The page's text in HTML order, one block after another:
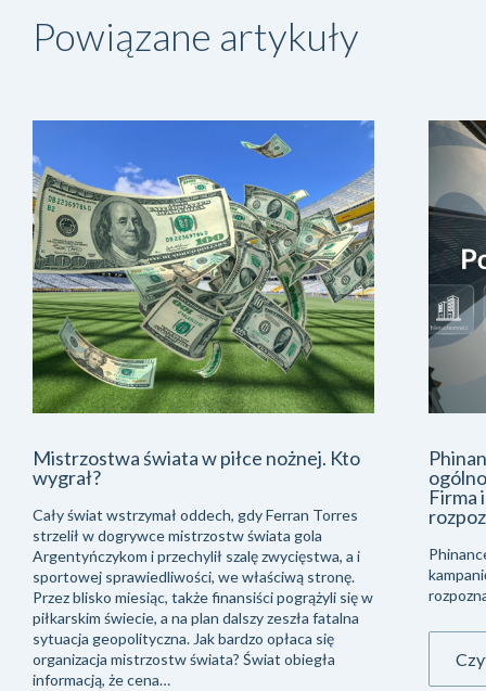
Powiązane artykuły
Mistrzostwa świata w piłce nożnej. Kto
wygrał?
Cały świat wstrzymał oddech, gdy Ferran Torres
strzelił w dogrywce mistrzostw świata gola
Argentyńczykom i przechylił szalę zwycięstwa, a i
sportowej sprawiedliwości, we właściwą stronę.
Przez blisko miesiąc, także finansiści pogrążyli się w
piłkarskim świecie, a na plan dalszy zeszła fatalna
sytuacja geopolityczna. Jak bardzo opłaca się
organizacja mistrzostw świata? Świat obiegła
informacją, że cena…
Firma